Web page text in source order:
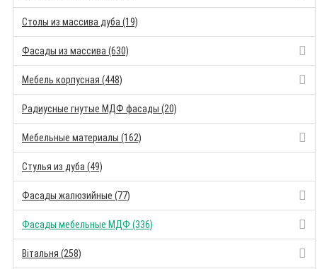
Столы из массива дуба (19)
Фасады из массива (630)
Мебель корпусная (448)
Радиусные гнутые МДФ фасады (20)
Мебельные материалы (162)
Стулья из дуба (49)
Фасады жалюзийные (77)
Фасады мебельные МДФ (336)
Вітальня (258)